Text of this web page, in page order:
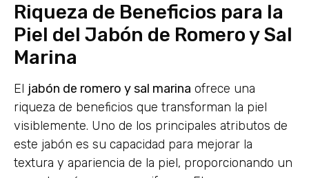
Riqueza de Beneficios para la
Piel del Jabón de Romero y Sal
Marina
El jabón de romero y sal marina ofrece una
riqueza de beneficios que transforman la piel
visiblemente. Uno de los principales atributos de
este jabón es su capacidad para mejorar la
textura y apariencia de la piel, proporcionando un